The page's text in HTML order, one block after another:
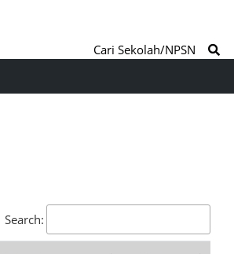
Cari Sekolah/NPSN
Search: